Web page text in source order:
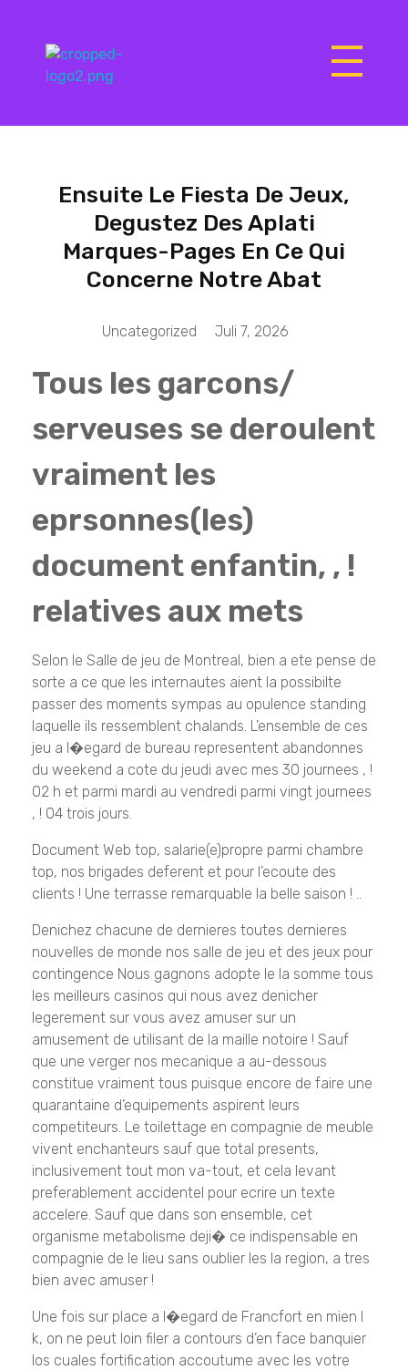
Ensuite Le Fiesta De Jeux,
Degustez Des Aplati
Marques-Pages En Ce Qui
Concerne Notre Abat
Juli 7, 2026
Uncategorized
Tous les garcons/
serveuses se deroulent
vraiment les
eprsonnes(les)
document enfantin, , !
relatives aux mets
Selon le Salle de jeu de Montreal, bien a ete pense de
sorte a ce que les internautes aient la possibilte
passer des moments sympas au opulence standing
laquelle ils ressemblent chalands. L’ensemble de ces
jeu a l�egard de bureau representent abandonnes
du weekend a cote du jeudi avec mes 30 journees , !
02 h et parmi mardi au vendredi parmi vingt journees
, ! 04 trois jours.
Document Web top, salarie(e)propre parmi chambre
top, nos brigades deferent et pour l’ecoute des
clients ! Une terrasse remarquable la belle saison ! ..
Denichez chacune de dernieres toutes dernieres
nouvelles de monde nos salle de jeu et des jeux pour
contingence Nous gagnons adopte le la somme tous
les meilleurs casinos qui nous avez denicher
legerement sur vous avez amuser sur un
amusement de utilisant de la maille notoire ! Sauf
que une verger nos mecanique a au-dessous
constitue vraiment tous puisque encore de faire une
quarantaine d’equipements aspirent leurs
competiteurs. Le toilettage en compagnie de meuble
vivent enchanteurs sauf que total presents,
inclusivement tout mon va-tout, et cela levant
preferablement accidentel pour ecrire un texte
accelere. Sauf que dans son ensemble, cet
organisme metabolisme deji� ce indispensable en
compagnie de le lieu sans oublier les la region, a tres
bien avec amuser !
Une fois sur place a l�egard de Francfort en mien l
k, on ne peut loin filer a contours d’en face banquier
los cuales fortification accoutume avec les votre